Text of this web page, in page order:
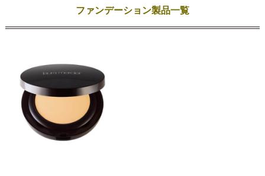
ファンデーション製品一覧